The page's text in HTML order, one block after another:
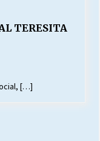
CLIMA
de Maipu.
TERESITA
[…]